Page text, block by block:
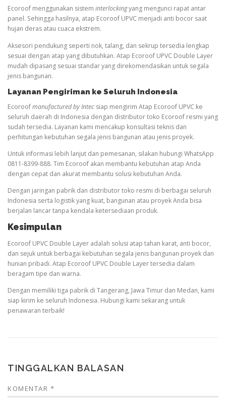
Ecoroof menggunakan sistem interlockingyang mengunci rapat antar
panel. Sehingga hasilnya, atap Ecoroof UPVC menjadi anti bocor saat
hujan deras atau cuaca ekstrem.
Aksesori pendukung seperti nok, talang, dan sekrup tersedia lengkap
sesuai dengan atap yang dibutuhkan. Atap Ecoroof UPVC Double Layer
mudah dipasang sesuai standar yang direkomendasikan untuk segala
jenis bangunan.
Layanan Pengiriman ke Seluruh Indonesia
Ecoroofmanufactured by Intec siap mengirim Atap Ecoroof UPVC ke
seluruh daerah di Indonesia dengan distributor toko Ecoroof resmi yang
sudah tersedia. Layanan kami mencakup konsultasi teknis dan
perhitungan kebutuhan segala jenis bangunan atau jenis proyek.
Untuk informasi lebih lanjut dan pemesanan, silakan hubungi WhatsApp
0811-8399-888. Tim Ecoroof akan membantu kebutuhan atap Anda
dengan cepat dan akurat membantu solusi kebutuhan Anda.
Dengan jaringan pabrik dan distributor toko resmi di berbagai seluruh
Indonesia serta logistik yang kuat, bangunan atau proyek Anda bisa
berjalan lancar tanpa kendala ketersediaan produk.
Kesimpulan
Ecoroof UPVC Double Layer adalah solusi atap tahan karat, anti bocor,
dan sejuk untuk berbagai kebutuhan segala jenis bangunan proyek dan
hunian pribadi. Atap Ecoroof UPVC Double Layer tersedia dalam
beragam tipe dan warna.
Dengan memiliki tiga pabrik di Tangerang, Jawa Timur dan Medan, kami
siap kirim ke seluruh Indonesia. Hubungi kami sekarang untuk
penawaran terbaik!
TINGGALKAN BALASAN
KOMENTAR *